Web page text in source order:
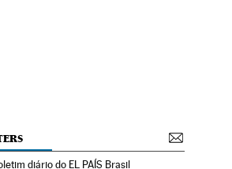
diário do EL PAÍS Brasil